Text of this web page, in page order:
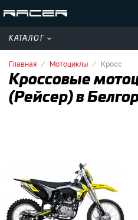
КАТАЛОГ
Главная Мотоциклы Кросс
Кроссовые
(Рейсер) в